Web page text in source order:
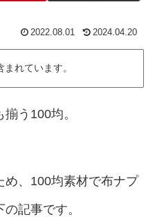
2022.08.01 2024.04.20
れています。
う100均。
め、100均素材で布ナプ
記事です。